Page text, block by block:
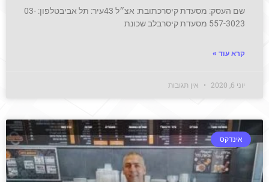
שם העסק: מסעדת קיסרכתובת: אצ״ל 43עיר: תל אביבטלפון: 03-
557-3023 מסעדת קיסרבלב שכונת
קרא עוד »
יוני 6, 2020 אין תגובות
אינדקס